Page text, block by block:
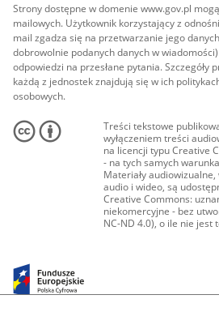
Strony dostępne w domenie www.gov.pl
mailowych. Użytkownik korzystający z
mail zgadza się na przetwarzanie jego
dobrowolnie podanych danych w
odpowiedzi na przesłane pytania. Szczegóły
każdą z jednostek znajdują się w ich
osobowych.
Treści tekstowe
wyłączeniem treści
na licencji typu Creative
- na tych samych
Materiały
audio i wideo, są
Creative Commons:
niekomercyjne - bez
NC-ND 4.0), o ile nie jest